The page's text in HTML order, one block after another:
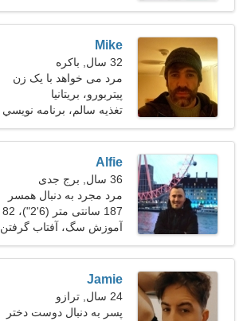
Mike
32 سال, باکره
مرد می خواهد با یک زن
ملاقات کند
پیتربورو، بریتانیا
تغذیه سالم، برنامه نويسي
Alfie
36 سال, برج جدی
مرد مجرد به دنبال همسر
187 سانتی متر (6'2")، 82
کیلوگرم (180 پوند)
آموزش سگ، آفتاب گرفتن
Jamie
24 سال, ترازو
پسر به دنبال دوست دختر